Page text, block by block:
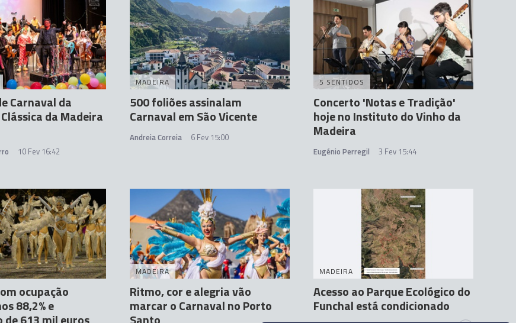
Carnaval da
da Madeira
10 Fev 16:42
MADEIRA
500 foliões assinalam
Carnaval em São Vicente
Andreia Correia 6 Fev 15:00
5 SENTIDOS
Concerto 'Notas e Tradição'
hoje no Instituto do Vinho da
Madeira
Eugénio Perregil 3 Fev 15:44
ocupação
88,2% e
MADEIRA
Ritmo, cor e alegria vão
marcar o Carnaval no Porto
MADEIRA
Acesso ao Parque Ecológico do
Funchal está condicionado